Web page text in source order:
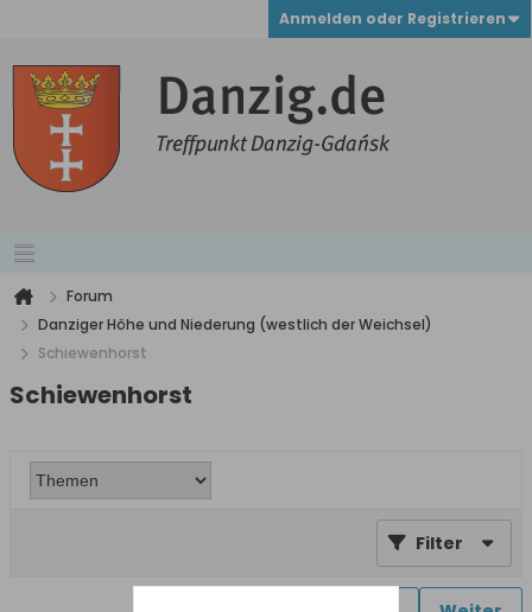
Anmelden oder Registrieren
Forum
Danziger Höhe und Niederung (westlich der Weichsel)
Schiewenhorst
Schiewenhorst
Filter